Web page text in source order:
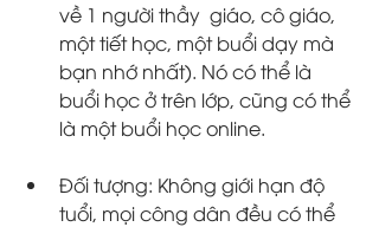
về 1 người thầy  giáo, cô giáo,
một tiết học, một buổi dạy mà
bạn nhớ nhất). Nó có thể là
buổi học ở trên lớp, cũng có thể
là một buổi học online.
Đối tượng: Không giới hạn độ
tuổi, mọi công dân đều có thể